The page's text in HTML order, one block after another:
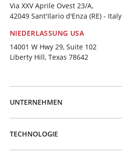
Via XXV Aprile Ovest 23/A,
42049 Sant'Ilario d'Enza (RE) - Italy
NIEDERLASSUNG USA
14001 W Hwy 29, Suite 102
Liberty Hill, Texas 78642
UNTERNEHMEN
TECHNOLOGIE